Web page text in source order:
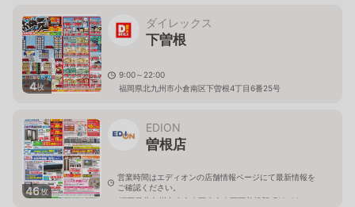
4枚
ダイレックス
下曽根
9:00～22:00
福岡県北九州市小倉南区下曽根4丁目6番25号
46枚
EDION
曽根店
営業時間はエディオンの店舗情報ページにて最新情報を
ご確認ください。
福岡県北九州市小倉南区小倉南区下曽根新町13-53